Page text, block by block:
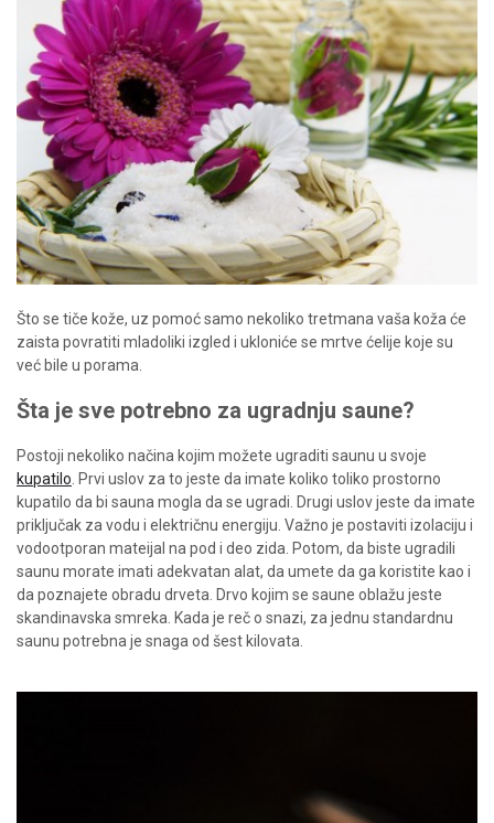
Što se tiče kože, uz pomoć samo nekoliko tretmana vaša koža će
zaista povratiti mladoliki izgled i ukloniće se mrtve ćelije koje su
već bile u porama.
Šta je sve potrebno za ugradnju saune?
Postoji nekoliko načina kojim možete ugraditi saunu u svoje
kupatilo . Prvi uslov za to jeste da imate koliko toliko prostorno
kupatilo da bi sauna mogla da se ugradi. Drugi uslov jeste da imate
priključak za vodu i električnu energiju. Važno je postaviti izolaciju i
vodootporan mateijal na pod i deo zida. Potom, da biste ugradili
saunu morate imati adekvatan alat, da umete da ga koristite kao i
da poznajete obradu drveta. Drvo kojim se saune oblažu jeste
skandinavska smreka. Kada je reč o snazi, za jednu standardnu
saunu potrebna je snaga od šest kilovata.